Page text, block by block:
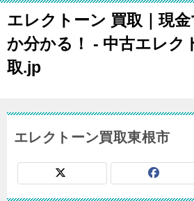
エレクトーン 買取｜現
か分かる！ - 中古エレク
取.jp
エレクトーン買取東根市